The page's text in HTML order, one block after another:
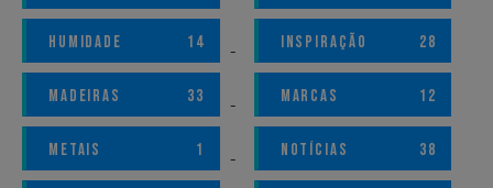
HUMIDADE 14 INSPIRAÇÃO 28
MADEIRAS 33 MARCAS 12
METAIS 1 NOTÍCIAS 38